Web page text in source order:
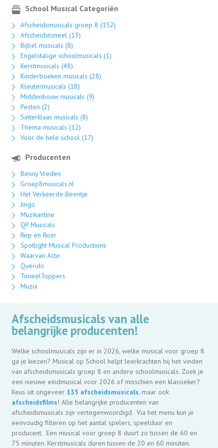
School Musical Categoriën
Afscheidsmusicals groep 8 (152)
Afscheidstoneel (13)
Bijbel musicals (8)
Engelstalige schoolmusicals (1)
Kerstmusicals (48)
Kinderboeken musicals (28)
Kleutermusicals (18)
Middenbouw musicals (9)
Pesten (2)
Sinterklaas musicals (8)
Thema musicals (12)
Voor de hele school (17)
Producenten
Benny Vreden
Groep8musicals.nl
Het Verkeerde Beentje
Jingo
Muzikantine
QP Musicals
Rep en Roer
Spotlight Musical Productions
Waarvan Acte
Querido
ToneelToppers
Muzix
Afscheidsmusicals van alle
belangrijke producenten!
Welke schoolmusicals zijn er in 2026, welke musical voor groep 8
ga je kiezen? Musical op School helpt leerkrachten bij het vinden
van afscheidsmusicals groep 8 en andere schoolmusicals. Zoek je
een nieuwe eindmusical voor 2026 of misschien een klassieker?
Keus uit ongeveer 135 afscheidsmusicals , maar ook
afscheidsfilms! Alle belangrijke producenten van
afscheidsmusicals zijn vertegenwoordigd. Via het menu kun je
eenvoudig filteren op het aantal spelers, speelduur en
producent. Een musical voor groep 8 duurt zo tussen de 60 en
75 minuten. Kerstmusicals duren tussen de 20 en 60 minuten.